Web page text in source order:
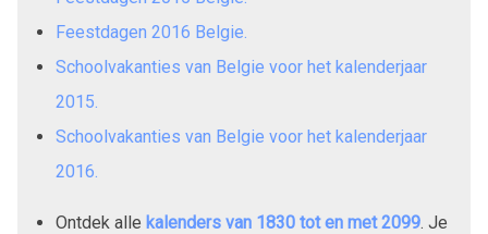
Feestdagen 2016 Belgie.
Schoolvakanties van Belgie voor het kalenderjaar
2015.
Schoolvakanties van Belgie voor het kalenderjaar
2016.
Ontdek alle kalenders van 1830 tot en met2099. Je